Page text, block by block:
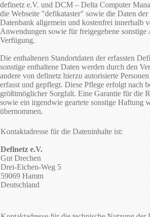
definetz e.V. und DCM – Delta Computer
die Webseite "defikataster" sowie die Daten der
Datenbank allgemein und kostenfrei innerhalb
Anwendungen sowie für freigegebene
Verfügung.
Die enthaltenen Standortdaten der erfassten
sonstige enthaltene Daten werden durch den
andere von definetz hierzu autorisierte
erfasst und gepflegt. Diese Pflege erfolgt nach
größtmöglicher Sorgfalt. Eine Garantie für die
sowie ein irgendwie geartete sonstige Haftung
übernommen.
Kontaktadresse für die Dateninhalte ist:
Definetz e.V.
Gut Drechen
Drei-Eichen-Weg 5
59069 Hamm
Deutschland